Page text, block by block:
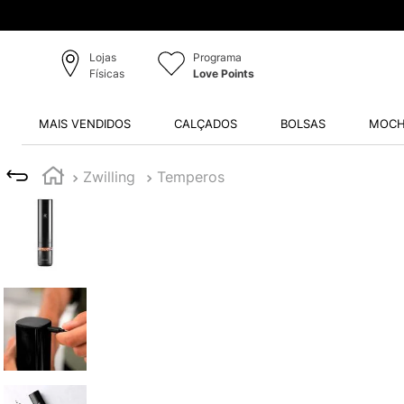
Lojas
Físicas
Programa
Love Points
MAIS VENDIDOS CALÇADOS BOLSAS
Zwilling Temperos